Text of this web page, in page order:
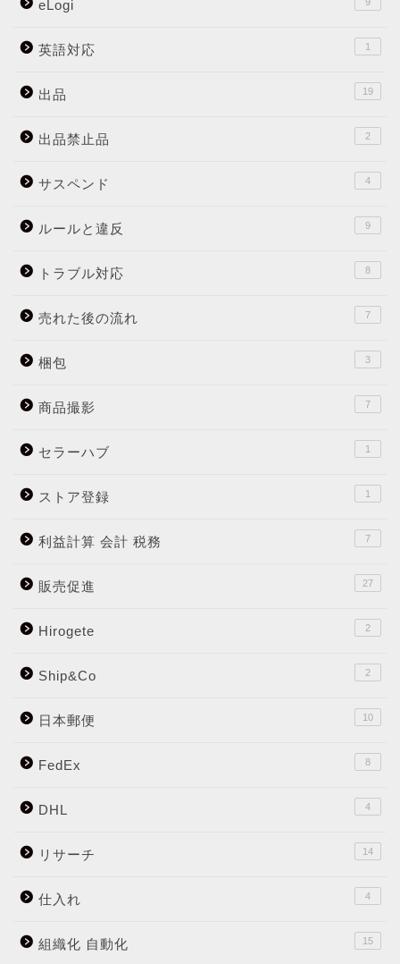
eLogi
英語対応 1
出品 19
出品禁止品 2
サスペンド 4
ルールと違反 9
トラブル対応 8
売れた後の流れ 7
梱包 3
商品撮影 7
セラーハブ 1
ストア登録 1
利益計算 会計 税務 7
販売促進 27
Hirogete 2
Ship&Co 2
日本郵便 10
FedEx 8
DHL 4
リサーチ 14
仕入れ 4
組織化 自動化 15